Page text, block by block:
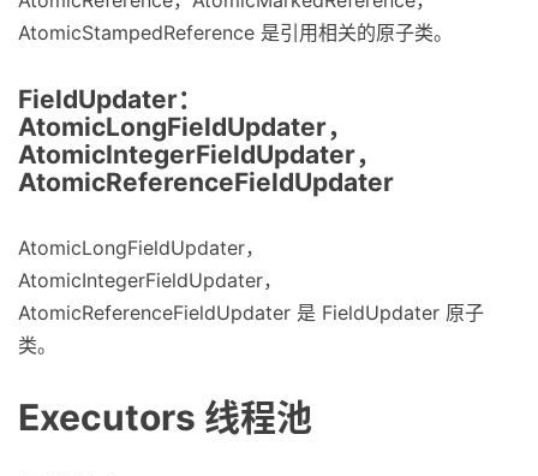
AtomicStampedReference 是引用相关的原子类。
FieldUpdater：
AtomicLongFieldUpdater，
AtomicIntegerFieldUpdater，
AtomicReferenceFieldUpdater
AtomicLongFieldUpdater，
AtomicIntegerFieldUpdater，
AtomicReferenceFieldUpdater 是 FieldUpdater 原子
类。
Executors 线程池